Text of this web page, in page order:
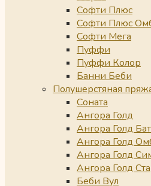
Софти Плюс
Софти Плюс
Софти Мега
Пуффи
Пуффи Колор
Банни Беби
Полушерстяная
Соната
Ангора Голд
Ангора Голд
Ангора Голд
Ангора Голд
Ангора Голд
Беби Вул